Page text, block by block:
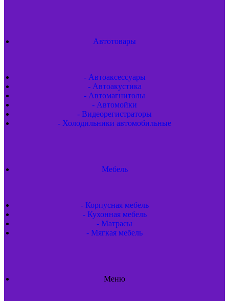
Автотовары
- Автоаксессуары
- Автоакустика
- Автомагнитолы
- Автомойки
- Видеорегистраторы
- Холодильники автомобильные
Мебель
- Корпусная мебель
- Кухонная мебель
- Матрасы
- Мягкая мебель
Меню